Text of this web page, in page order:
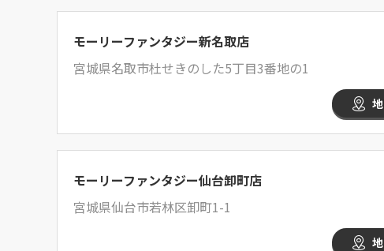
モーリーファンタジー新名取店
宮城県名取市杜せきのした5丁目3番地の1
モーリーファンタジー仙台卸町店
宮城県仙台市若林区卸町1-1